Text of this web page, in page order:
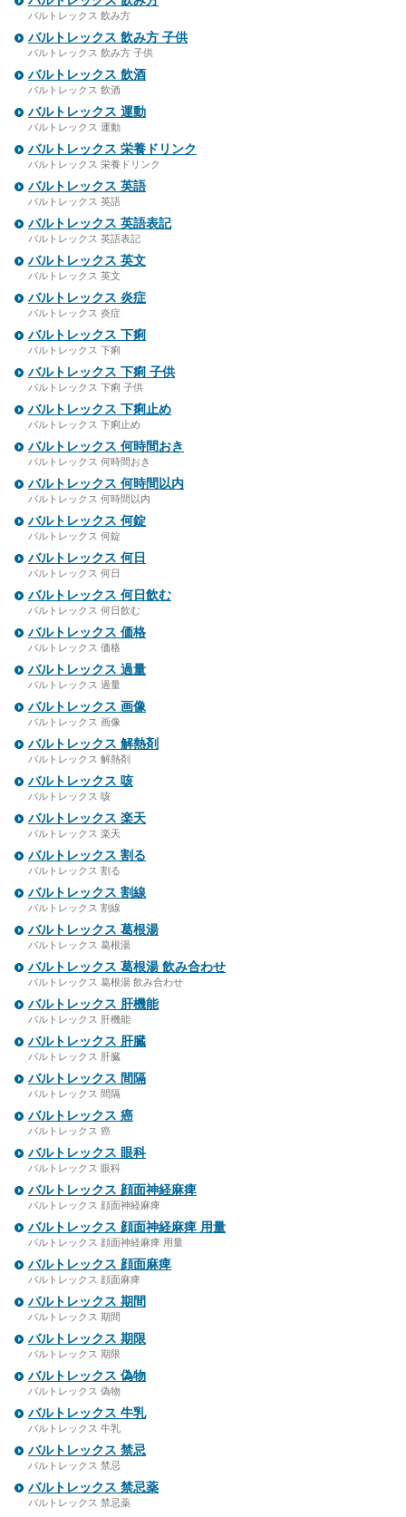
バルトレックス 飲み方
バルトレックス 飲み方 子供
バルトレックス 飲み方 子供
バルトレックス 飲酒
バルトレックス 飲酒
バルトレックス 運動
バルトレックス 運動
バルトレックス 栄養ドリンク
バルトレックス 栄養ドリンク
バルトレックス 英語
バルトレックス 英語
バルトレックス 英語表記
バルトレックス 英語表記
バルトレックス 英文
バルトレックス 英文
バルトレックス 炎症
バルトレックス 炎症
バルトレックス 下痢
バルトレックス 下痢
バルトレックス 下痢 子供
バルトレックス 下痢 子供
バルトレックス 下痢止め
バルトレックス 下痢止め
バルトレックス 何時間おき
バルトレックス 何時間おき
バルトレックス 何時間以内
バルトレックス 何時間以内
バルトレックス 何錠
バルトレックス 何錠
バルトレックス 何日
バルトレックス 何日
バルトレックス 何日飲む
バルトレックス 何日飲む
バルトレックス 価格
バルトレックス 価格
バルトレックス 過量
バルトレックス 過量
バルトレックス 画像
バルトレックス 画像
バルトレックス 解熱剤
バルトレックス 解熱剤
バルトレックス 咳
バルトレックス 咳
バルトレックス 楽天
バルトレックス 楽天
バルトレックス 割る
バルトレックス 割る
バルトレックス 割線
バルトレックス 割線
バルトレックス 葛根湯
バルトレックス 葛根湯
バルトレックス 葛根湯 飲み合わせ
バルトレックス 葛根湯 飲み合わせ
バルトレックス 肝機能
バルトレックス 肝機能
バルトレックス 肝臓
バルトレックス 肝臓
バルトレックス 間隔
バルトレックス 間隔
バルトレックス 癌
バルトレックス 癌
バルトレックス 眼科
バルトレックス 眼科
バルトレックス 顔面神経麻痺
バルトレックス 顔面神経麻痺
バルトレックス 顔面神経麻痺 用量
バルトレックス 顔面神経麻痺 用量
バルトレックス 顔面麻痺
バルトレックス 顔面麻痺
バルトレックス 期間
バルトレックス 期間
バルトレックス 期限
バルトレックス 期限
バルトレックス 偽物
バルトレックス 偽物
バルトレックス 牛乳
バルトレックス 牛乳
バルトレックス 禁忌
バルトレックス 禁忌
バルトレックス 禁忌薬
バルトレックス 禁忌薬